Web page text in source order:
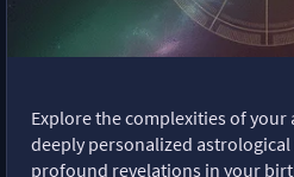
Explore the complexities of
deeply personalized
profound revelations in your